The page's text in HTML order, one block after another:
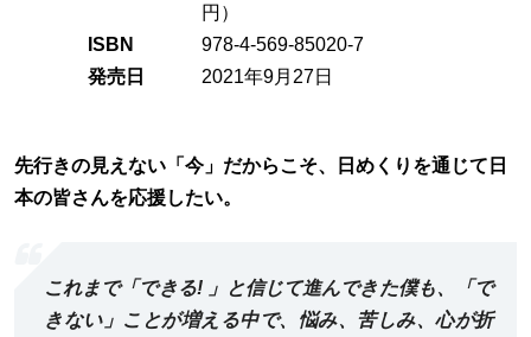
円）
ISBN
978-4-569-85020-7
発売日
2021年9月27日
先行きの見えない「今」だからこそ、日めくりを通じて日
本の皆さんを応援したい。
これまで「できる! 」と信じて進んできた僕も、「で
きない」ことが増える中で、悩み、苦しみ、心が折